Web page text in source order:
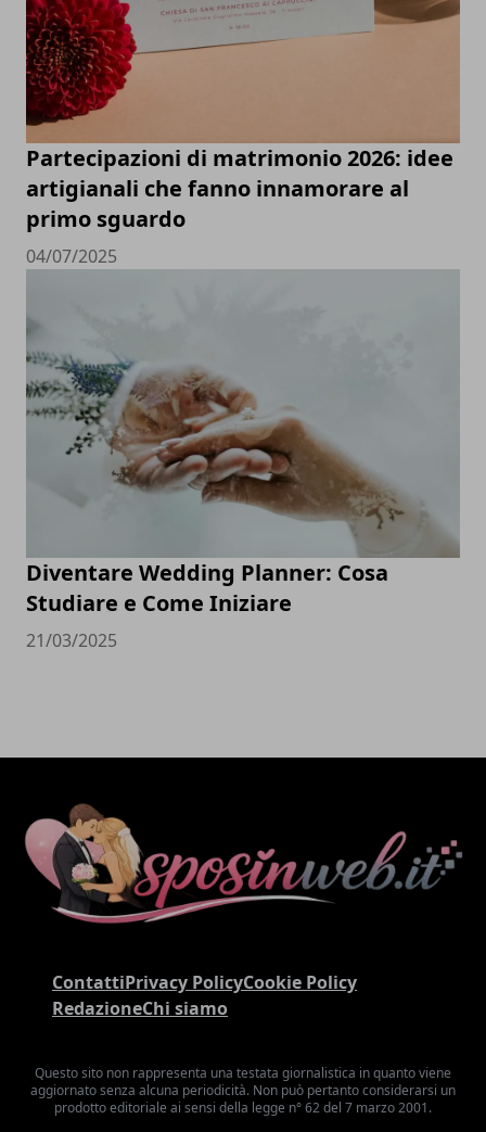
Partecipazioni di matrimonio 2026: idee
artigianali che fanno innamorare al
primo sguardo
04/07/2025
Diventare Wedding Planner: Cosa
Studiare e Come Iniziare
21/03/2025
ContattiPrivacy PolicyCookie Policy
RedazioneChi siamo
Questo sito non rappresenta una testata giornalistica in quanto viene
aggiornato senza alcuna periodicità. Non può pertanto considerarsi un
prodotto editoriale ai sensi della legge n° 62 del 7 marzo 2001.